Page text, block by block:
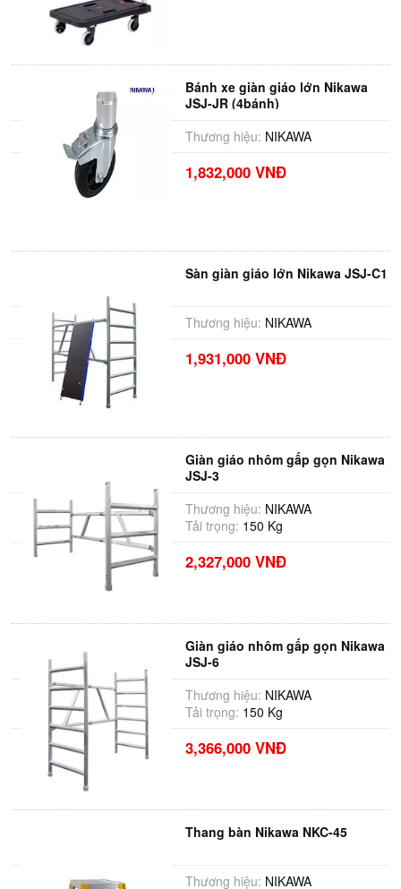
Bánh xe giàn giáo lớn Nikawa
JSJ-JR (4bánh)
Thương hiệu: NIKAWA
1,832,000 VNĐ
Sàn giàn giáo lớn Nikawa JSJ-C1
Thương hiệu: NIKAWA
1,931,000 VNĐ
Giàn giáo nhôm gấp gọn Nikawa
JSJ-3
Thương hiệu: NIKAWA
Tải trọng: 150 Kg
2,327,000 VNĐ
Giàn giáo nhôm gấp gọn Nikawa
JSJ-6
Thương hiệu: NIKAWA
Tải trọng: 150 Kg
3,366,000 VNĐ
Thang bàn Nikawa NKC-45
Thương hiệu: NIKAWA